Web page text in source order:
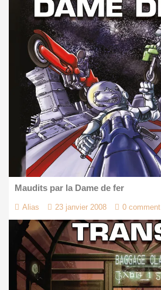
Maudits par la Dame de fer
Alias 23 janvier 2008 0 comment